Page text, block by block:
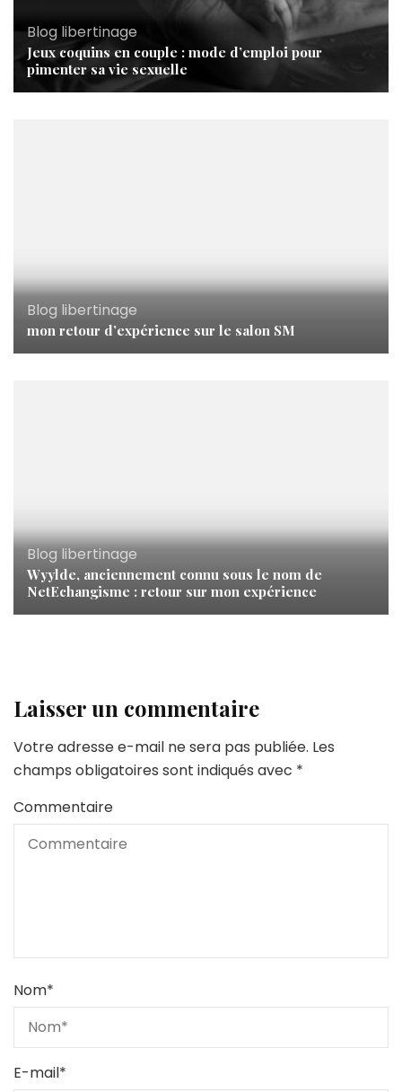
Blog libertinage
Jeux coquins en couple : mode d’emploi pour
pimenter sa vie sexuelle
Blog libertinage
mon retour d’expérience sur le salon SM
Blog libertinage
Wyylde, anciennement connu sous le nom de
NetEchangisme : retour sur mon expérience
Laisser un commentaire
Votre adresse e-mail ne sera pas publiée. Les
champs obligatoires sont indiqués avec *
Commentaire
Nom*
E-mail*